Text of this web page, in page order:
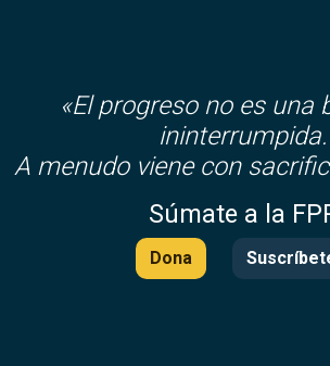
«El progreso no es una
ininterrumpida.
A menudo viene con
Súmate a la
Dona